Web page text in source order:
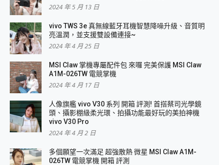
2024 年 5 月 13 日
vivo TWS 3e 真無線藍牙耳機智慧降噪升級、音質明
亮溫潤，並支援雙設備連接~
2024 年 4 月 25 日
MSI Claw 掌機專屬配件包 來囉 完美保護 MSI Claw
A1M-026TW 電競掌機
2024 年 4 月 17 日
人像旗艦 vivo V30 系列 開箱 評測! 首搭蔡司光學鏡
頭、攝影棚級柔光環、拍攝功能最好玩的美拍神機
vivo V30 Pro
2024 年 4 月 2 日
多個願望一次滿足 超強散熱 微星 MSI Claw A1M-
026TW 電競掌機 開箱 評測